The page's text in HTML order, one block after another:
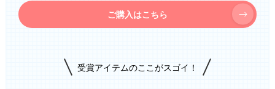
ご購入はこちら
受賞アイテムのここがスゴイ！